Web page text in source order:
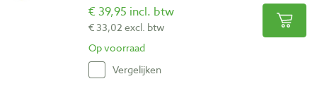
€ 39,95 incl. btw
€ 33,02 excl. btw
Op voorraad
Vergelijken